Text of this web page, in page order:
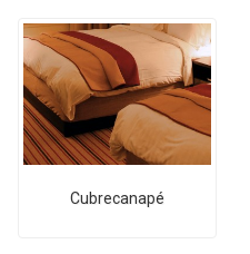
Cubrecanapé